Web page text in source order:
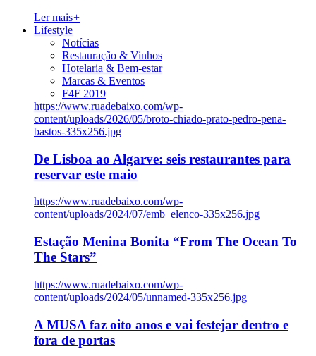
Ler mais+
Lifestyle
Notícias
Restauração & Vinhos
Hotelaria & Bem-estar
Marcas & Eventos
F4F 2019
https://www.ruadebaixo.com/wp-
content/uploads/2026/05/broto-chiado-prato-pedro-pena-
bastos-335x256.jpg
De Lisboa ao Algarve: seis restaurantes para
reservar este maio
https://www.ruadebaixo.com/wp-
content/uploads/2024/07/emb_elenco-335x256.jpg
Estação Menina Bonita “From The Ocean To
The Stars”
https://www.ruadebaixo.com/wp-
content/uploads/2024/05/unnamed-335x256.jpg
A MUSA faz oito anos e vai festejar dentro e
fora de portas